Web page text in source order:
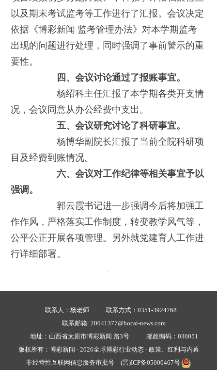
以及期末考试监考等工作进行了汇报。会议决定
依据《博彩新闻 监考管理办法》对本学期监考
出现的问题进行处理，同时强调了事前警示的重
要性。
四、会议讨论通过了报账事宜。
杨绍科主任汇报了本学期各类开支情
况，会议同意从办公经费中支出。
五、会议研究讨论了科研事宜。
杨博华副院长汇报了当前全院科研项
目及经费到账情况。
六、会议对工作纪律等相关事宜予以
强调。
郭云霞书记进一步强调今后将加强工
作作风，严格落实工作制度，转变教学风气等，
公平公正开展各项管理。另外就党建育人工作进
行详细部署。
联系人：杨老师
联系方式：0351-3924768
联系邮箱:20041377@bocai-news.com
地址：山西省太原市博彩新闻 路3号
邮政编码：030051
版权所有：博彩新闻 - 2026全球博彩行业动态 - 政策、红利与内幕
非经营性互联网信息服务审批号(晋)ICP备05000467号